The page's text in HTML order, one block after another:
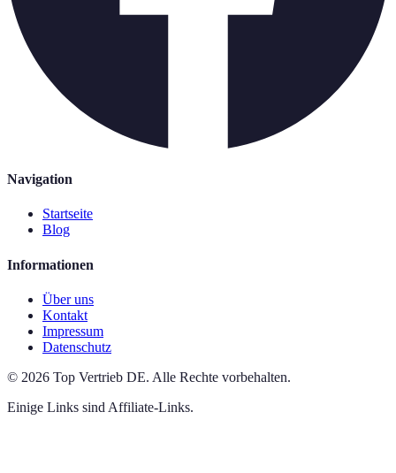
Navigation
Startseite
Blog
Informationen
Über uns
Kontakt
Impressum
Datenschutz
© 2026 Top Vertrieb DE. Alle Rechte vorbehalten.
Einige Links sind Affiliate-Links.